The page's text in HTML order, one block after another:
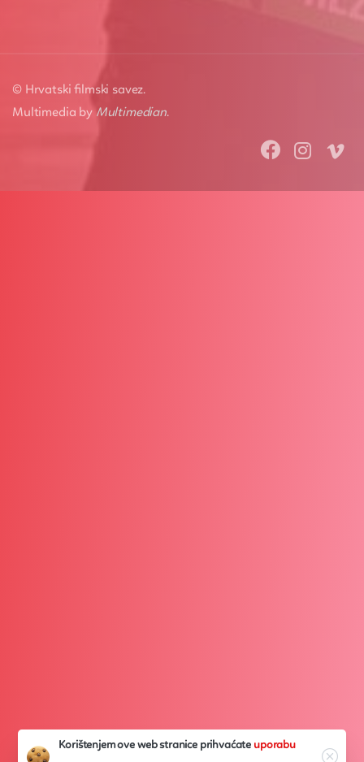
© Hrvatski filmski savez.
Multimedia by Multimedian.
Korištenjem ove web stranice prihvaćate uporabu